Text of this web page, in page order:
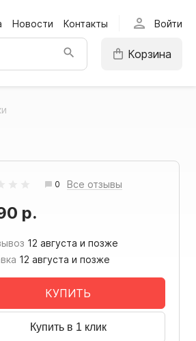
Новости Контакты person Войти
Корзина
0 Все отзывы
р.
12 августа и позже
12 августа и позже
КУПИТЬ
Купить в 1 клик